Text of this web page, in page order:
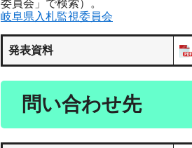
委員会」で検索）。
岐阜県入札監視委員会
発表資料
問い合わせ先